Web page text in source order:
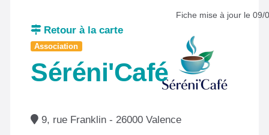
Fiche mise à jour le 09/
Retour à la carte
Association
Séréni'Café
9, rue Franklin - 26000 Valence